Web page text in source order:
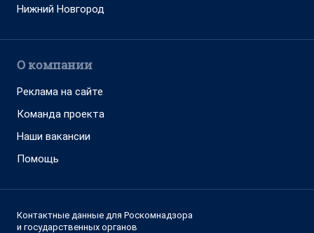
Нижний Новгород
О компании
Реклама на сайте
Команда проекта
Наши вакансии
Помощь
Контактные данные для Роскомнадзора
и государственных органов